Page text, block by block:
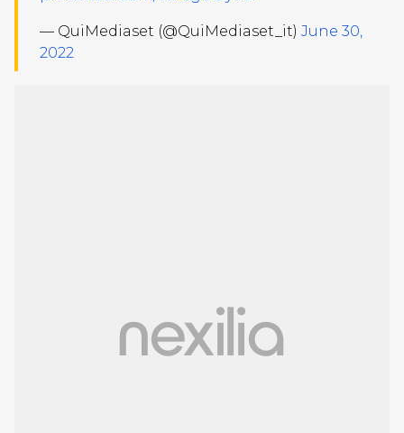
— QuiMediaset (@QuiMediaset_it) June 30,
2022